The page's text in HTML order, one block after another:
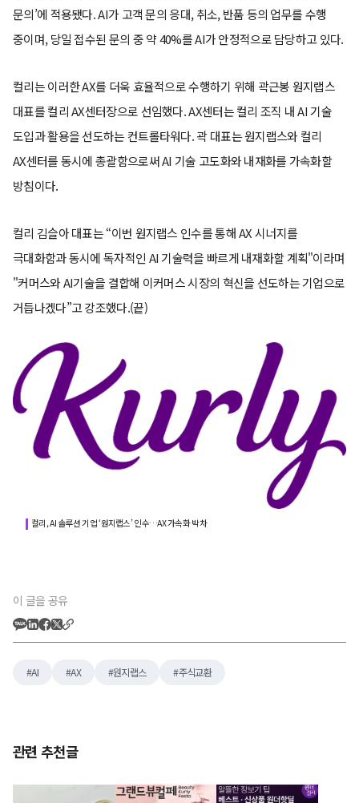
문의’에 적용됐다. AI가 고객 문의 응대, 취소, 반품 등의 업무를 수행
중이며, 당일 접수된 문의 중 약 40%를 AI가 안정적으로 담당하고 있다.
컬리는 이러한 AX를 더욱 효율적으로 수행하기 위해 곽근봉 원지랩스
대표를 컬리 AX센터장으로 선임했다. AX센터는 컬리 조직 내 AI 기술
도입과 활용을 선도하는 컨트롤타워다. 곽 대표는 원지랩스와 컬리
AX센터를 동시에 총괄함으로써 AI 기술 고도화와 내재화를 가속화할
방침이다.
컬리 김슬아 대표는 “이번 원지랩스 인수를 통해 AX 시너지를
극대화함과 동시에 독자적인 AI 기술력을 빠르게 내재화할 계획"이라며
"커머스와 AI기술을 결합해 이커머스 시장의 혁신을 선도하는 기업으로
거듭나겠다”고 강조했다.(끝)
컬리, AI 솔루션 기업 ‘원지랩스’ 인수…AX 가속화 박차
이 글을 공유
AI AX 원지랩스 주식교환
관련 추천글